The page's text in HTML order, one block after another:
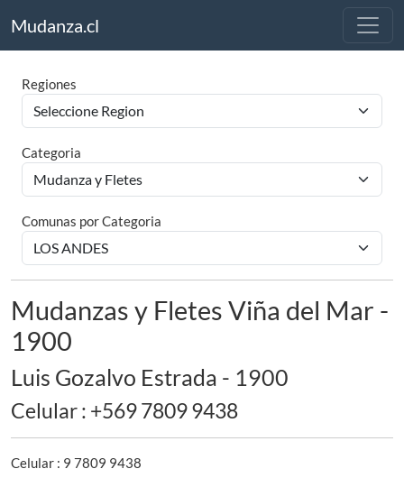
Mudanza.cl
Regiones
Categoria
Comunas por Categoria
Mudanzas y Fletes Viña del Mar -
1900
Luis Gozalvo Estrada - 1900
Celular : +569 7809 9438
Celular : 9 7809 9438